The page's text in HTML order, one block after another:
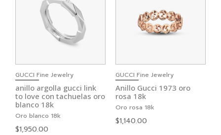
GUCCI Fine Jewelry
anillo argolla gucci link
to love con tachuelas oro
blanco 18k
Oro blanco 18k
$1,950.00
GUCCI Fine Jewelry
Anillo Gucci 1973 oro
rosa 18k
Oro rosa 18k
$1,140.00